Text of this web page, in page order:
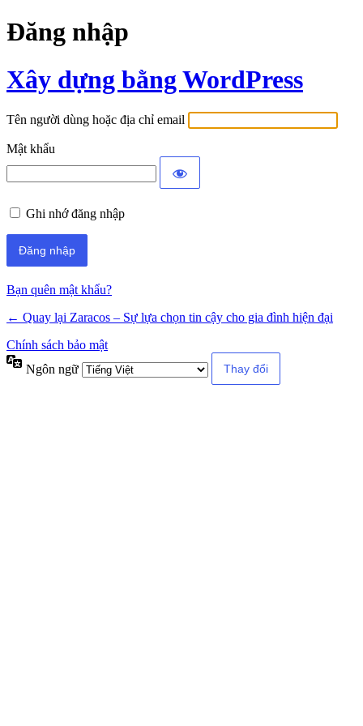
Đăng nhập
Xây dựng bằng WordPress
Tên người dùng hoặc địa chỉ email
Mật khẩu
Ghi nhớ đăng nhập
Bạn quên mật khẩu?
← Quay lại Zaracos – Sự lựa chọn tin cậy cho gia đình hiện đại
Chính sách bảo mật
Ngôn ngữ